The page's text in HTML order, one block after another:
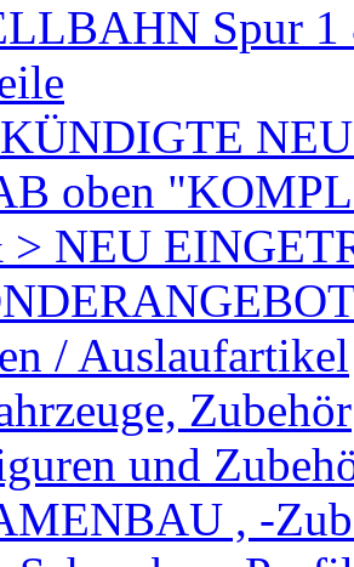
Spur 1
oben
> NEU
/ Auslaufartikel
Zubehör
und
, -